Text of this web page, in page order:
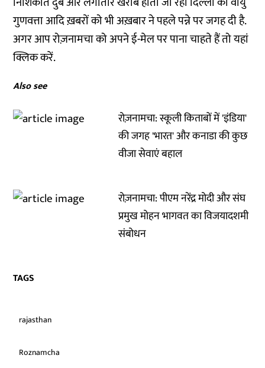
गुणवत्ता आदि ख़बरों को भी अख़बार ने पहले पन्ने पर जगह दी है.
अगर आप रोज़नामचा को अपने ई-मेल पर पाना चाहते हैं तोयहां
क्लिक करें.
Also see
रोज़नामचा: स्कूली किताबों में 'इंडिया'
की जगह 'भारत' और कनाडा की कुछ
वीजा सेवाएं बहाल
रोज़नामचा: पीएम नरेंद्र मोदी और संघ
प्रमुख मोहन भागवत का विजयादशमी
संबोधन
TAGS
rajasthan
Roznamcha